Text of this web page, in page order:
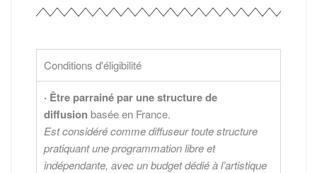
Conditions d'éligibilité
· Être parrainé par une structure de
diffusionbasée en France.
Est considéré comme diffuseur toute structure
pratiquant une programmation libre et
indépendante, avec un budget dédié à l’artistique